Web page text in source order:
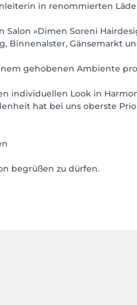
in renommierten
»Dimen Soreni
Binnenalster, Gänsemarkt
gehobenen Ambiente
individuellen Look in
hat bei uns oberste
begrüßen zu dürfen.